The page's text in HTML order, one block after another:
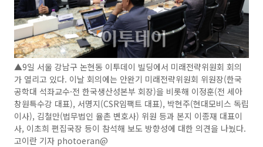
▲9일 서울 강남구 논현동 이투데이 빌딩에서 미래전략위원회 회의
가 열리고 있다. 이날 회의에는 안완기 미래전략위원회 위원장(한국
공학대 석좌교수·전 한국생산성본부 회장)을 비롯해 이정훈(전 세아
창원특수강 대표), 서명지(CSR임팩트 대표), 박현주(현대모비스 독립
이사), 김철만(법무법인 율촌 변호사) 위원 등과 본지 이종재 대표이
사, 이초희 편집국장 등이 참석해 보도 방향성에 대한 의견을 나눴다.
고이란 기자 photoeran@